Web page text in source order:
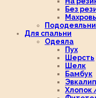
Без
Для спальни
Одеяла
Пух
Шерсть
Шелк
Бамбук
Хлопок